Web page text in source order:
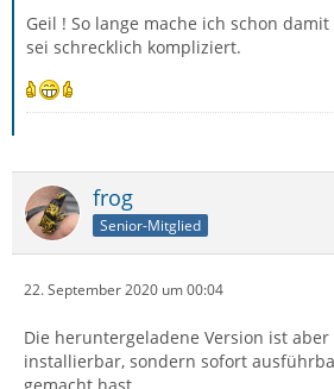
Geil ! So lange mache ich schon
sei schrecklich kompliziert.
frog
Senior-Mitglied
22. September 2020 um 00:04
Die heruntergeladene Version ist
installierbar, sondern sofort